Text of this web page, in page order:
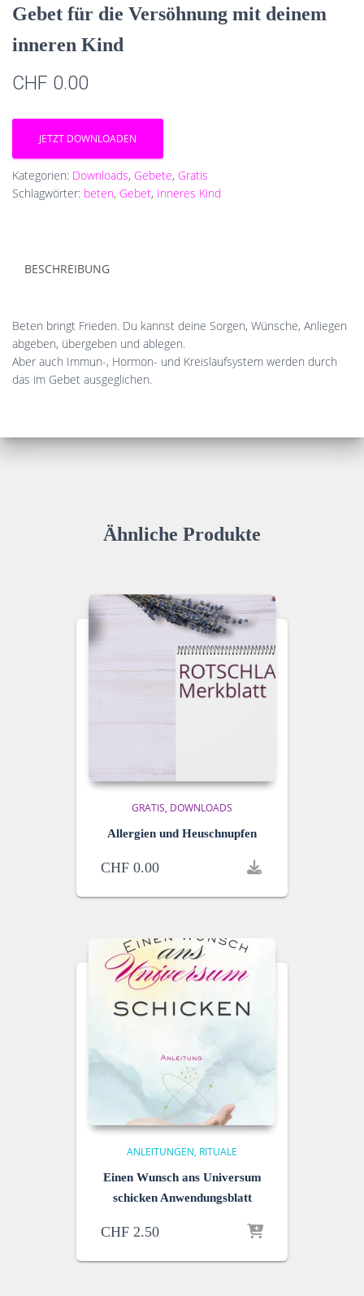
Gebet für die Versöhnung mit deinem
inneren Kind
CHF 0.00
JETZT DOWNLOADEN
Kategorien: Downloads, Gebete, Gratis
Schlagwörter: beten, Gebet, Inneres Kind
BESCHREIBUNG
Beten bringt Frieden. Du kannst deine Sorgen, Wünsche, Anliegen
abgeben, übergeben und ablegen.
Aber auch Immun-, Hormon- und Kreislaufsystem werden durch
das im Gebet ausgeglichen.
Ähnliche Produkte
GRATIS DOWNLOADS
Allergien und Heuschnupfen
CHF 0.00
ANLEITUNGEN RITUALE
Einen Wunsch ans Universum
schicken Anwendungsblatt
CHF 2.50